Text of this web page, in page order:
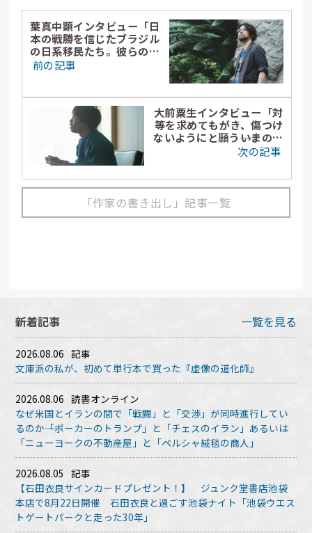
葉真中顕インタビュー「日
本の戦勝を信じたブラジル
の日系移民たち。彼らの姿
は、明日の私たちだと思っ
前の記事
大前粟生インタビュー「対
等を求めてもがき、傷つけ
ないようにと願う――いまの時
代の”恋愛のかたち”を見つ
めたかった」
次の記事
「作家の書き出し」記事一覧
新着記事 一覧を見る
2026.08.06 記事
文庫派の私が、初めて単行本で買った『虚像の道化師』
2026.08.06 読書オンライン
なぜ米国とイランの間で「戦闘」と「交渉」が同時進行してい
るのか――「ポーカーのトランプ」と「チェスのイラン」あるいは
「ニューヨークの不動産屋」と「ペルシャ絨毯の商人」
2026.08.05
記事
【石田衣良サインカードプレゼント！】 ジュンク堂書店池袋
本店で8月22日開催 石田衣良と過ごす池袋ナイト「池袋ウエス
トゲートパークと走った30年」